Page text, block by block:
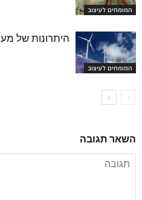
המומחים לעיצוב
המומחים לעיצוב
היתרונות של
השאר תגובה